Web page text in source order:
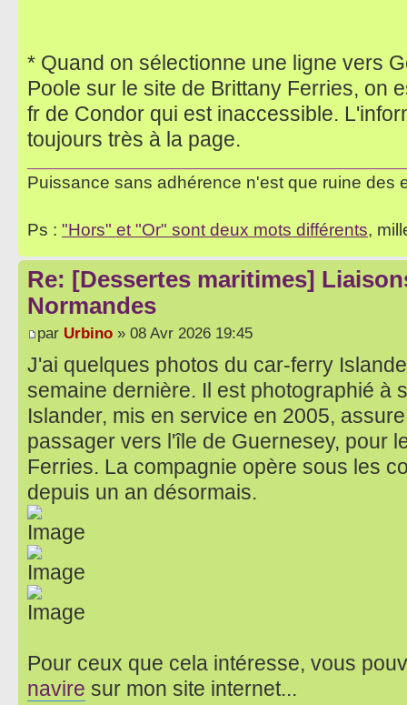
* Quand on sélectionne une ligne vers
Poole sur le site de Brittany Ferries, on
fr de Condor qui est inaccessible.
toujours très à la page.
Puissance sans adhérence n'est que ruine des
Ps : "Hors" et "Or" sont deux mots différents,
Re: [Dessertes maritimes]
Normandes
par Urbino » 08 Avr 2026 19:45
J'ai quelques photos du car-ferry
semaine dernière. Il est photographié à
Islander, mis en service en 2005,
passager vers l'île de Guernesey, pour
Ferries. La compagnie opère sous les
depuis un an désormais.
Pour ceux que cela intéresse, vous
navire sur mon site internet...